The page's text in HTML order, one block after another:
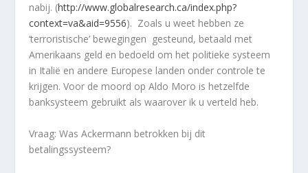
nabij. (http://www.globalresearch.ca/index.php?
context=va&aid=9556). Zoals u weet hebben ze
‘terroristische’ bewegingen gesteund, betaald met
Amerikaans geld en bedoeld om het politieke systeem
in Italië en andere Europese landen onder controle te
krijgen. Voor de moord op Aldo Moro is hetzelfde
banksysteem gebruikt als waarover ik u verteld heb.
Vraag: Was Ackermann betrokken bij dit
betalingssysteem?